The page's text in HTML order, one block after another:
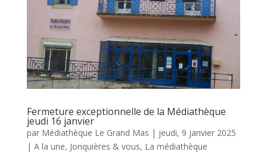
Fermeture exceptionnelle de la Médiathèque
jeudi 16 janvier
par Médiathèque Le Grand Mas | jeudi, 9 janvier 2025
| A la une, Jonquières & vous, La médiathèque